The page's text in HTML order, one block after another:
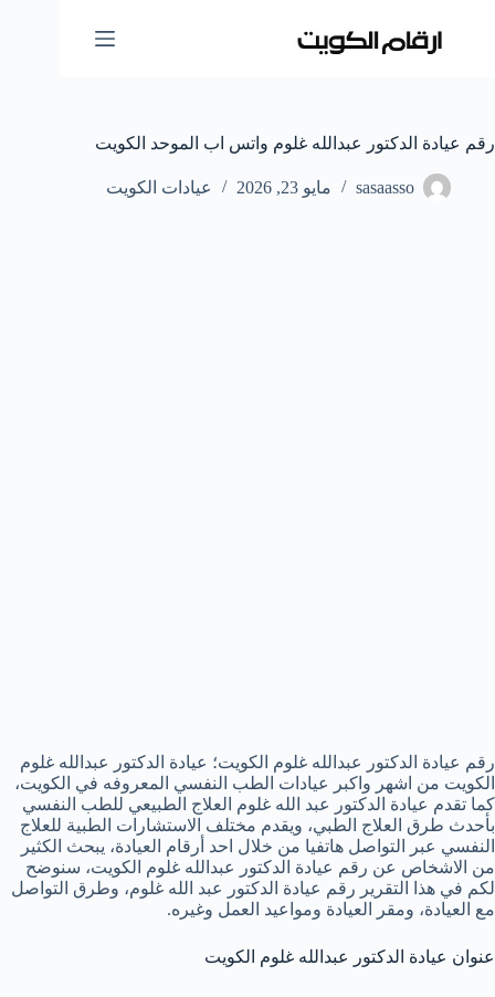
المحتوى
رقم عيادة الدكتور عبدالله غلوم واتس اب الموحد الكويت
sasaasso مايو 23, 2026 عيادات الكويت
رقم عيادة الدكتور عبدالله غلوم الكويت؛ عيادة الدكتور عبدالله غلوم
الكويت من اشهر واكبر عيادات الطب النفسي المعروفه في الكويت،
كما تقدم عيادة الدكتور عبد الله غلوم العلاج الطبيعي للطب النفسي
بأحدث طرق العلاج الطبي، ويقدم مختلف الاستشارات الطبية للعلاج
النفسي عبر التواصل هاتفيا من خلال احد أرقام العيادة، يبحث الكثير
من الاشخاص عن رقم عيادة الدكتور عبدالله غلوم الكويت، سنوضح
لكم في هذا التقرير رقم عيادة الدكتور عبد الله غلوم، وطرق التواصل
مع العيادة، ومقر العيادة ومواعيد العمل وغيره.
عنوان عيادة الدكتور عبدالله غلوم الكويت